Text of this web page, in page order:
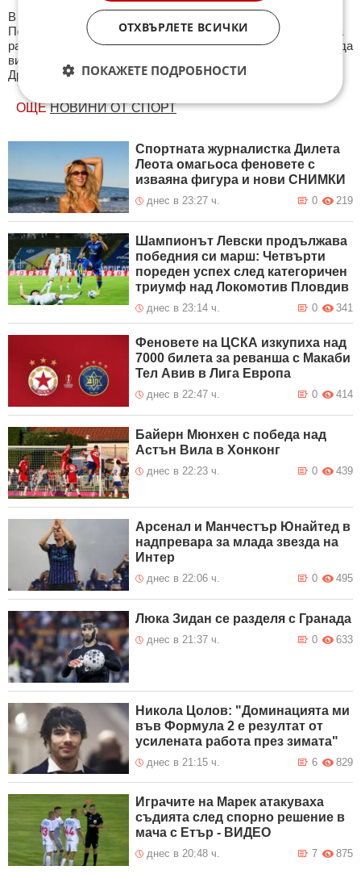
В секция Спорт ще намерите тематична Куиз рубрика.
Периодично се публикува специализиран куиз с въпроси на
различна спортна тематика. След края на всеки тест може да
видите резултат с верните отговори, които сте натрупали.
Другите куизове може да намерите тук. Успех !
ОЩЕНОВИНИ ОТ СПОРТ
Спортната журналистка Дилета
Леота омагьоса феновете с
изваяна фигура и нови СНИМКИ
днес в 23:27 ч. 219
0
Шампионът Левски продължава
победния си марш: Четвърти
пореден успех след категоричен
триумф над Локомотив Пловдив
днес в 23:14 ч. 341
0
Феновете на ЦСКА изкупиха над
7000 билета за реванша с Макаби
Тел Авив в Лига Европа
днес в 22:47 ч. 414
0
Байерн Мюнхен с победа над
Астън Вила в Хонконг
днес в 22:23 ч. 439
0
Арсенал и Манчестър Юнайтед в
надпревара за млада звезда на
Интер
днес в 22:06 ч. 495
0
Люка Зидан се разделя с Гранада
днес в 21:37 ч. 633
0
Никола Цолов: "Доминацията ми
във Формула 2 е резултат от
усилената работа през зимата"
днес в 21:15 ч. 829
6
Играчите на Марек атакуваха
съдията след спорно решение в
мача с Етър - ВИДЕО
днес в 20:48 ч. 875
7
ОТХВЪРЛЕТЕ ВСИЧКИ
ПОКАЖЕТЕ ПОДРОБНОСТИ